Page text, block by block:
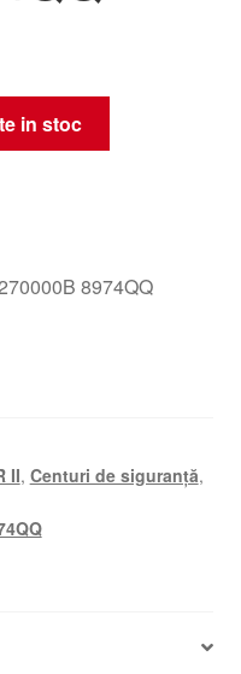
in stoc
8974QQ
II, Centuri de siguranță,